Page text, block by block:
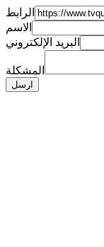
الرابط
الاسم
البريد الإلكتروني
المشكلة
ارسل